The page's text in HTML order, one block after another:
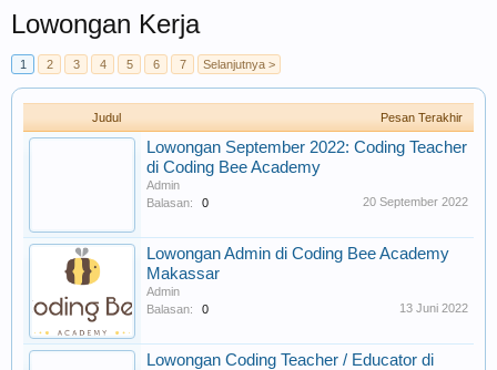
Lowongan Kerja
1 2 3 4 5 6 7 Selanjutnya >
Judul Pesan Terakhir
Lowongan September 2022: Coding Teacher
di Coding Bee Academy
Admin
Balasan:
0 20 September 2022
Lowongan Admin di Coding Bee Academy
Makassar
Admin
Balasan:
0 13 Juni 2022
Lowongan Coding Teacher / Educator di